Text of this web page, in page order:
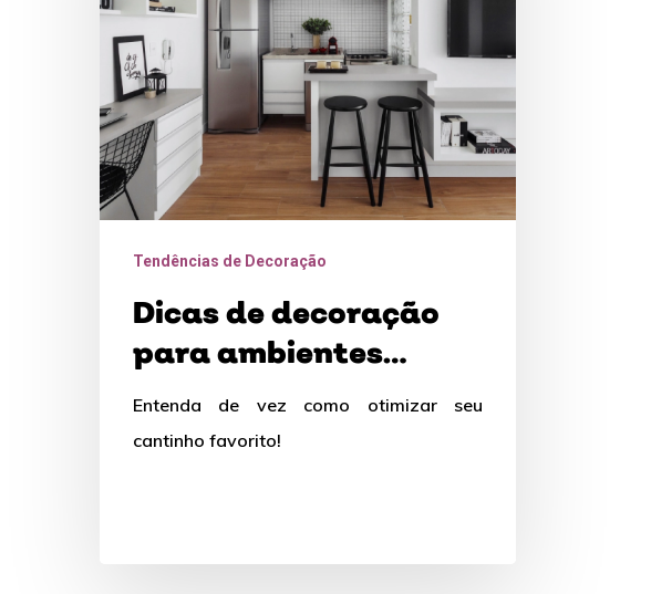
ambientes
multifuncionais
Tendências de Decoração
Dicas de decoração
para ambientes
multifuncionais
Entenda de vez como otimizar seu
cantinho favorito!